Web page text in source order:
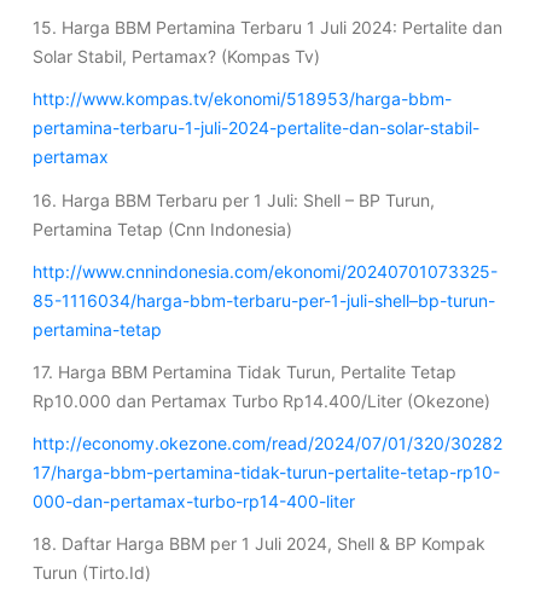
15. Harga BBM Pertamina Terbaru 1 Juli 2024: Pertalite dan
Solar Stabil, Pertamax? (Kompas Tv)
http://www.kompas.tv/ekonomi/518953/harga-bbm-
pertamina-terbaru-1-juli-2024-pertalite-dan-solar-stabil-
pertamax
16. Harga BBM Terbaru per 1 Juli: Shell – BP Turun,
Pertamina Tetap (Cnn Indonesia)
http://www.cnnindonesia.com/ekonomi/20240701073325-
85-1116034/harga-bbm-terbaru-per-1-juli-shell–bp-turun-
pertamina-tetap
17. Harga BBM Pertamina Tidak Turun, Pertalite Tetap
Rp10.000 dan Pertamax Turbo Rp14.400/Liter (Okezone)
http://economy.okezone.com/read/2024/07/01/320/30282
17/harga-bbm-pertamina-tidak-turun-pertalite-tetap-rp10-
000-dan-pertamax-turbo-rp14-400-liter
18. Daftar Harga BBM per 1 Juli 2024, Shell & BP Kompak
Turun (Tirto.Id)